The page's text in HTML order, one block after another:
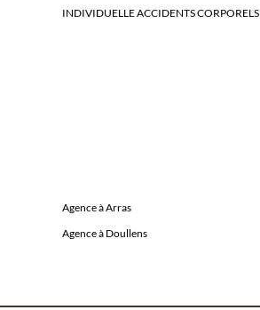
INDIVIDUELLE ACCIDENTS CORPORELS
Agence à Arras
Agence à Doullens